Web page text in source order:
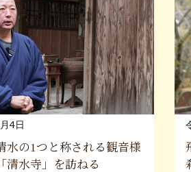
4日
水の1つと称される観音様
清水寺」を訪ねる